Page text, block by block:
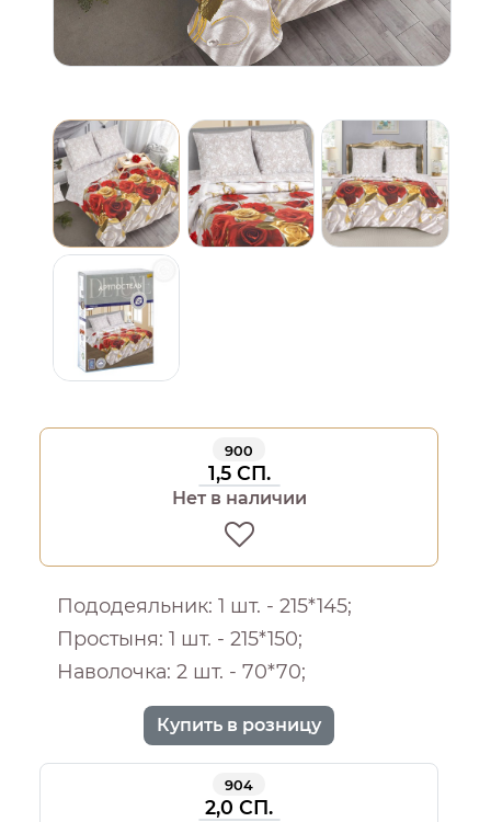
900
1,5 СП.
Нет в наличии
Пододеяльник: 1 шт. - 215*145;
Простыня: 1 шт. - 215*150;
Наволочка: 2 шт. - 70*70;
Купить в розницу
904
2,0 СП.